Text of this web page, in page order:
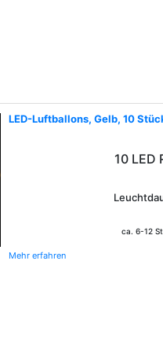
LED-Luftballons, Gelb, 10
10 LED
ca. 6-12
Mehr erfahren